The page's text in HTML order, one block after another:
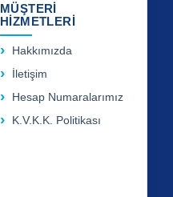
MÜŞTERİ
HİZMETLERİ
Hakkımızda
İletişim
Hesap Numaralarımız
K.V.K.K. Politikası